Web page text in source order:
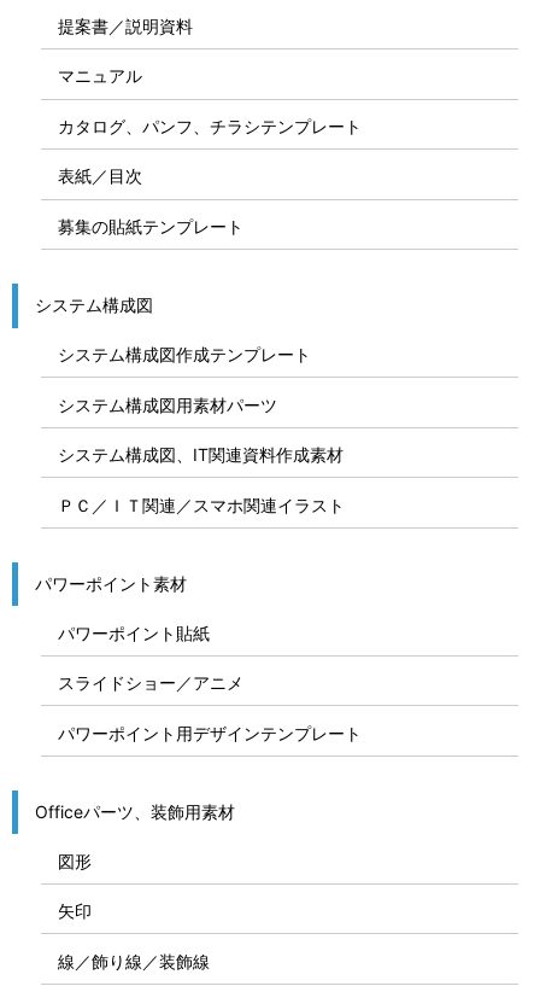
提案書／説明資料
マニュアル
カタログ、パンフ、チラシテンプレート
表紙／目次
募集の貼紙テンプレート
システム構成図
システム構成図作成テンプレート
システム構成図用素材パーツ
システム構成図、IT関連資料作成素材
ＰＣ／ＩＴ関連／スマホ関連イラスト
パワーポイント素材
パワーポイント貼紙
スライドショー／アニメ
パワーポイント用デザインテンプレート
Officeパーツ、装飾用素材
図形
矢印
線／飾り線／装飾線